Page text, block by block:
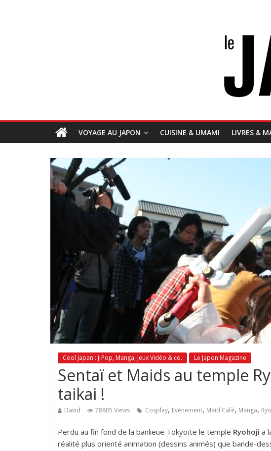
VOYAGE AU JAPON CUISINE & UMAMI LIVRES &
Cool Japan : J-Pop, Manga, Jeux Vidéo & co. Le Japon Magazine
Sentaï et Maids au temple
taikai !
David 78805 Views Cosplay, Evènement, Maid Café, Manga,
Perdu au fin fond de la banlieue Tokyoïte le temple Ryohoji a
réalité plus orienté animation (dessins animés) que bande-